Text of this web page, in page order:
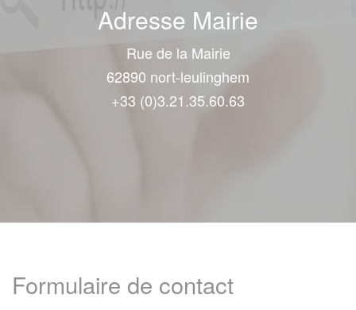
Adresse Mairie
Rue de la Mairie
62890 nort-leulinghem
+33 (0)3.21.35.60.63
Formulaire de contact